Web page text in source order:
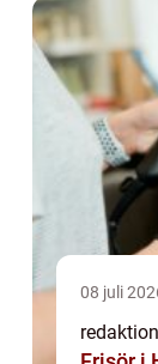
08 juli